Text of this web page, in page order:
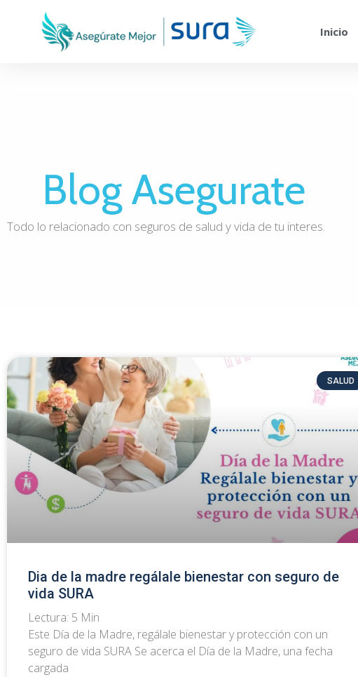
Inicio
Blog Asegurate
Todo lo relacionado con seguros de salud y vida de tu interes.
SALUD
Dia de la madre regálale bienestar con seguro de
vida SURA
Lectura: 5 Min
Este Día de la Madre, regálale bienestar y protección con un
seguro de vida SURA Se acerca el Día de la Madre, una fecha
cargada